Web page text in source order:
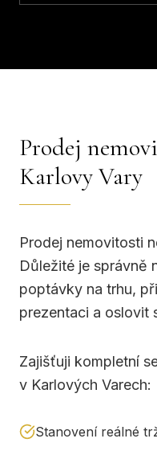
Prodej
Karlovy Vary
Prodej nemovitosti
Důležité je správně
poptávky na trhu,
prezentaci a oslovit
Zajišťuji kompletní
v Karlových Varech:
Stanovení reálné